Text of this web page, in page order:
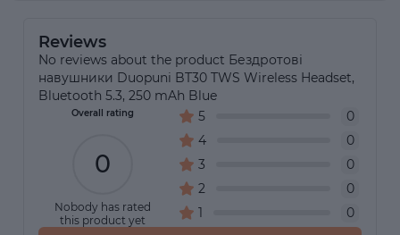
Reviews
No reviews about the product Бездротові
навушники Duopuni BT30 TWS Wireless Headset,
Bluetooth 5.3, 250 mAh Blue
Overall rating
0
Nobody has rated
this product yet
5
0
4
0
3
0
2
0
1
0